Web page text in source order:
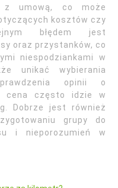
z umową, co może
kosztów czy
błędem jest
oraz przystanków, co
niespodziankami w
unikać wybierania
opinii o
cena często idzie w
Dobrze jest również
grupy do
i nieporozumień w